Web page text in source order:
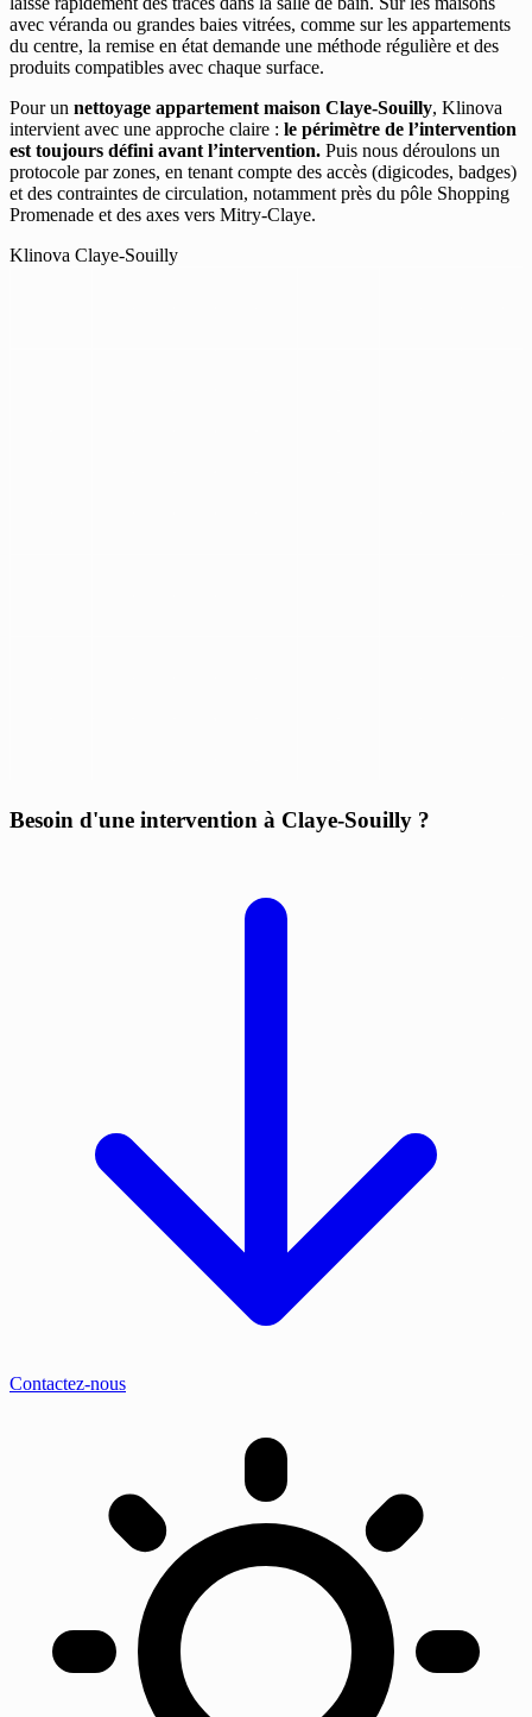
avec véranda ou grandes baies vitrées, comme sur les appartements
du centre, la remise en état demande une méthode régulière et des
produits compatibles avec chaque surface.
Pour un nettoyage appartement maison Claye-Souilly, Klinova
intervient avec une approche claire : le périmètre de l’intervention
est toujours défini avant l’intervention. Puis nous déroulons un
protocole par zones, en tenant compte des accès (digicodes, badges)
et des contraintes de circulation, notamment près du pôle Shopping
Promenade et des axes vers Mitry-Claye.
Klinova Claye-Souilly
Besoin d'une intervention à Claye-Souilly ?
Contactez-nous